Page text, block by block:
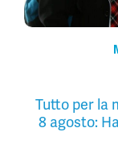
Tutto per la
8 agosto: